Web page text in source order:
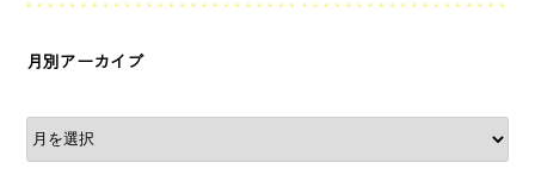
月別アーカイブ